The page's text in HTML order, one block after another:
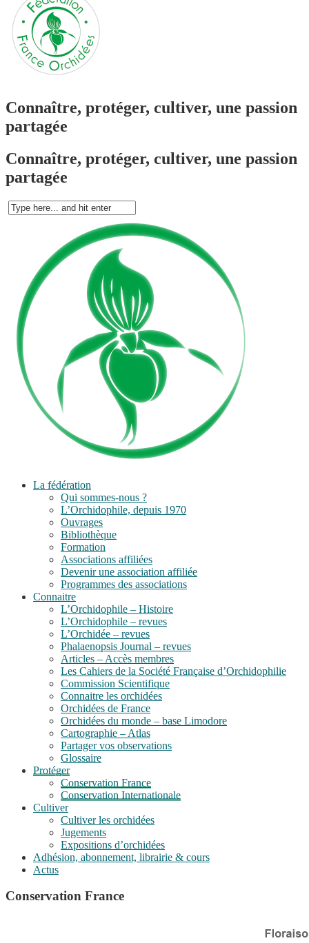
Connaître, protéger, cultiver, une passion
partagée
Connaître, protéger, cultiver, une passion
partagée
La fédération
Qui sommes-nous ?
L’Orchidophile, depuis 1970
Ouvrages
Bibliothèque
Formation
Associations affiliées
Devenir une association affiliée
Programmes des associations
Connaitre
L’Orchidophile – Histoire
L’Orchidophile – revues
L’Orchidée – revues
Phalaenopsis Journal – revues
Articles – Accès membres
Les Cahiers de la Société Française d’Orchidophilie
Commission Scientifique
Connaitre les orchidées
Orchidées de France
Orchidées du monde – base Limodore
Cartographie – Atlas
Partager vos observations
Glossaire
Protéger
Conservation France
Conservation Internationale
Cultiver
Cultiver les orchidées
Jugements
Expositions d’orchidées
Adhésion, abonnement, librairie & cours
Actus
Conservation France